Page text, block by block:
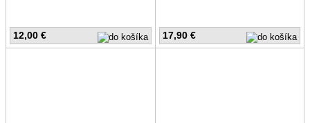
12,00 € 17,90 €